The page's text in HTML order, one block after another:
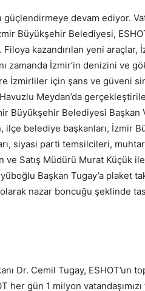
devam ediyor.
Büyükşehir Belediyesi,
kazandırılan yeni araçlar,
zamanda İzmir’in denizini ve
İzmirliler için şans ve güveni
Meydan’da
Büyükşehir Belediyesi Başkan
ilçe belediye başkanları, İzmir
siyasi parti temsilcileri,
ve Satış Müdürü Murat Küçük
Başkan Tugay’a plaket
nazar boncuğu şeklinde
Dr. Cemil Tugay, ESHOT’un
gün 1 milyon vatandaşımızı